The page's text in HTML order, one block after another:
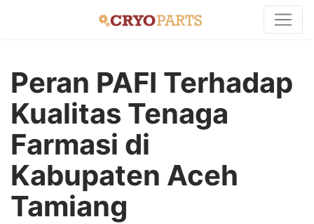
Peran PAFI Terhadap
Kualitas Tenaga
Farmasi di
Kabupaten Aceh
Tamiang